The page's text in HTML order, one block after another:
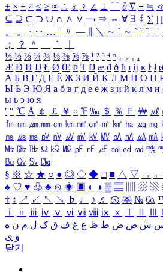
± × ÷ ≠ ≤ ≥ ∞ ∴ ♂ ♀ ∠ ⊥ ⌒ ∂ ∇ ≡ ≒
⊆ ⊇ ⊂ ⊃ ∪ ∩ ∧ ∨ ￢ ⇒ ⇔ ∀ ∃ ∮ ∑ ∏
、
。 · ‥ … ¨ 〃 ― ＼ ∼ ´ ～ ˇ ˘ ˝ ˚ ˙
；
？ ＾ ｀
½ ⅓ ⅔ ¼ ¾ ⅛ ⅜ ⅝ ⅞ ¹ ² ³ ⁴ ⁿ ₁ ₂ ₃ ₄
Æ Ð Ħ Ĳ Ł Ø Œ Þ Ŧ Ŋ æ đ ð ħ ı ĳ ĸ ŀ ł ø
А Б В Г Д Е Ё Ж З И Й К Л М Н О П
Ы Ь Э Ю Я а б в г д е ё ж з и й к л м н
ы ь э ю я
′ ″ ℃ Å ￠ ￡ ￥ ¤ ℉ ‰ ＄ ％ Ｆ ￦ ㎕
㎙ ㎚ ㎛ ㎜ ㎝ ㎞ ㎟ ㎠ ㎡ ㎢ ㏊ ㎍ ㎎
㎱ ㎲ ㎳ ㎴ ㎵ ㎶ ㎷ ㎸ ㎹ ㎀ ㎁ ㎂ ㎃
㎒ ㎓ ㎔ Ω ㏀ ㏁ ㎊ ㎋ ㎌ ㏖ ㏅ ㎭ ㎮
㏃ ㏉ ㏜ ㏆
§ ※ ☆ ★ ○ ● ◎ ◇ ◆ □ ■ △ ▽ → ←
♠ ♡ ♥ ♧ ♣ ⊙ ◈ ▣ ◐ ◑ ▒ ▤ ▨ ▧
‡ ↕ ↗ ↙ ↖ ↘ ♭ ♩ ♪ ♬ ㉿ ㈜ № ㏇
ⅰ
ⅱ ⅲ ⅳ ⅴ ⅵ ⅶ ⅷ ⅸ ⅹ
ش ص ض ط ظ ع غ ف ق ک ل م ن ه
و ی
닫기